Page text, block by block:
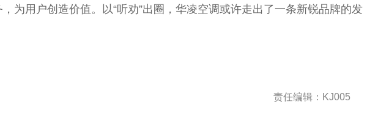
为用户创造价值。以“听劝”出圈，华凌空调或许走出了一条新锐品牌的发
责任编辑：KJ005